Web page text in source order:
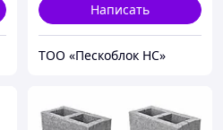
Написать
ТОО «Пескоблок НС»